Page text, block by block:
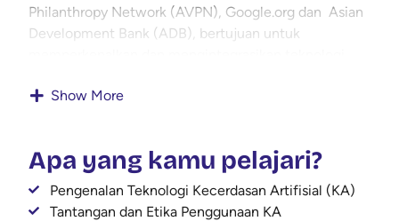
Philanthropy Network (AVPN), Google.org dan Asian
Development Bank (ADB), bertujuan untuk
khususnya di lingkungan sekolah. Program ini
Kecerdasan Artifisial atau KA untuk meningkatkan
efektivitas pembelajaran, pengelolaan administrasi,
serta interaksi dengan peserta didik.
Show More
Apa yang kamu pelajari?
Pengenalan Teknologi Kecerdasan Artifisial (KA)
Tantangan dan Etika Penggunaan KA